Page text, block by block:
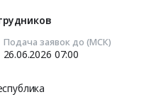
Подача заявок до (МСК)
26.06.2026 07:00